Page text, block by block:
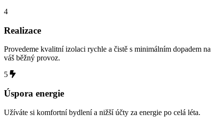
4
Realizace
Provedeme kvalitní izolaci rychle a čistě s minimálním dopadem na
váš běžný provoz.
5
Úspora energie
Užíváte si komfortní bydlení a nižší účty za energie po celá léta.